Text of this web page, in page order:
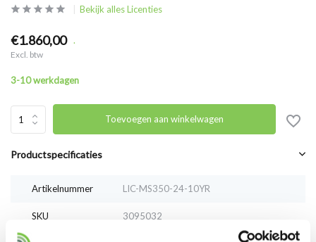
Bekijk alles Licenties
€1.860,00 .
Excl. btw
3-10 werkdagen
Toevoegen aan winkelwagen
Productspecificaties
Artikelnummer LIC-MS350-24-10YR
SKU 3095032